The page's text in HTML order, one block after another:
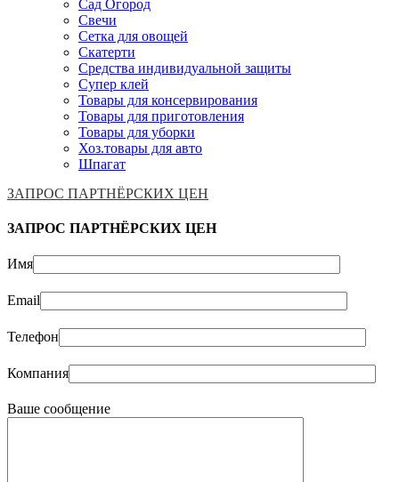
Сад Огород
Свечи
Сетка для овощей
Скатерти
Средства индивидуальной защиты
Супер клей
Товары для консервирования
Товары для приготовления
Товары для уборки
Хоз.товары для авто
Шпагат
ЗАПРОС ПАРТНЁРСКИХ ЦЕН
ЗАПРОС ПАРТНЁРСКИХ ЦЕН
Имя
Email
Телефон
Компания
Ваше сообщение